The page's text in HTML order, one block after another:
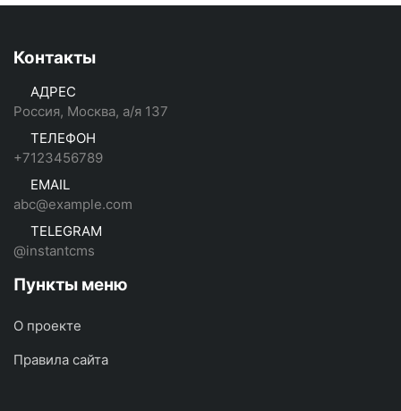
Контакты
АДРЕС
Россия, Москва, а/я 137
ТЕЛЕФОН
+7123456789
EMAIL
abc@example.com
TELEGRAM
@instantcms
Пункты меню
О проекте
Правила сайта